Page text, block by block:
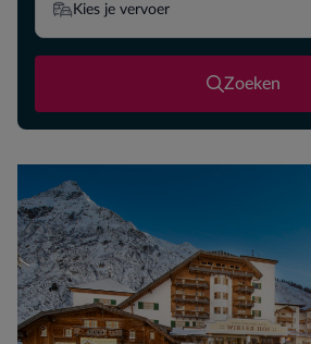
Kies je vervoer
Zoeken